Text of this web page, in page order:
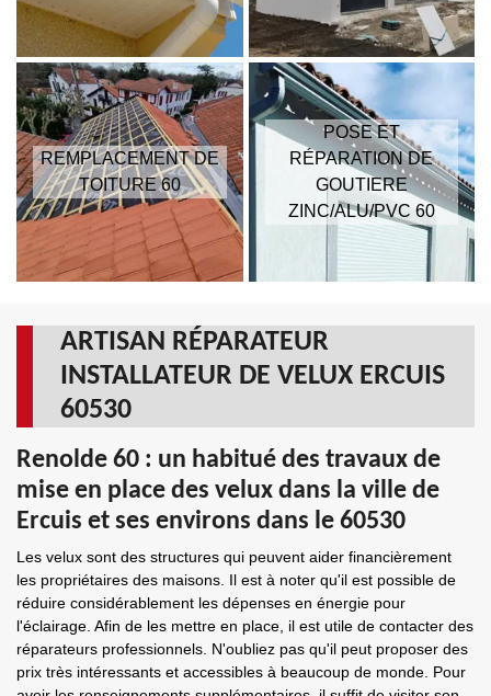
REMPLACEMENT DE
TOITURE 60
POSE ET
RÉPARATION DE
GOUTIERE
ZINC/ALU/PVC 60
ARTISAN RÉPARATEUR
INSTALLATEUR DE VELUX ERCUIS
60530
Renolde 60 : un habitué des travaux de
mise en place des velux dans la ville de
Ercuis et ses environs dans le 60530
Les velux sont des structures qui peuvent aider financièrement
les propriétaires des maisons. Il est à noter qu'il est possible de
réduire considérablement les dépenses en énergie pour
l'éclairage. Afin de les mettre en place, il est utile de contacter des
réparateurs professionnels. N'oubliez pas qu'il peut proposer des
prix très intéressants et accessibles à beaucoup de monde. Pour